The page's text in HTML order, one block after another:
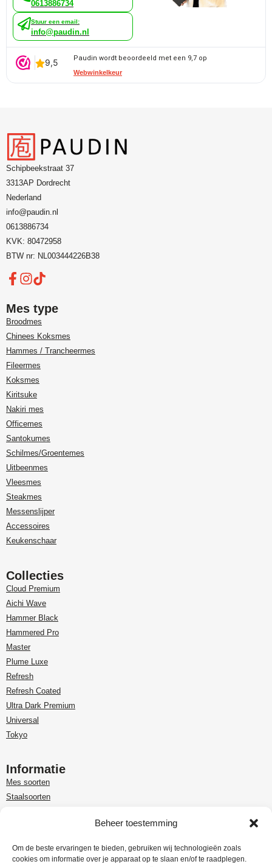
Beheer toestemming
Om de beste ervaringen te bieden, gebruiken wij technologieën zoals
cookies om informatie over je apparaat op te slaan en/of te raadplegen.
0613886734
Stuur een email:
info@paudin.nl
Paudin wordt beoordeeld met een 9,7 op
Webwinkelkeur
Schipbeekstraat 37
3313AP Dordrecht
Nederland
info@paudin.nl
0613886734
KVK: 80472958
BTW nr: NL003444226B38
Mes type
Broodmes
Chinees Koksmes
Hammes / Trancheermes
Fileermes
Koksmes
Kiritsuke
Nakiri mes
Officemes
Santokumes
Schilmes/Groentemes
Uitbeenmes
Vleesmes
Steakmes
Messenslijper
Accessoires
Keukenschaar
Collecties
Cloud Premium
Aichi Wave
Hammer Black
Hammered Pro
Master
Plume Luxe
Refresh
Refresh Coated
Ultra Dark Premium
Universal
Tokyo
Informatie
Mes soorten
Staalsoorten
Customer care
Garantie en retour